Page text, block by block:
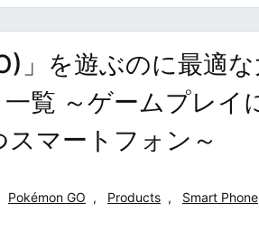
」を遊ぶのに最適
覧 ～ゲームプレイ
マートフォン～
Pokémon GO , Products , Smart Phone